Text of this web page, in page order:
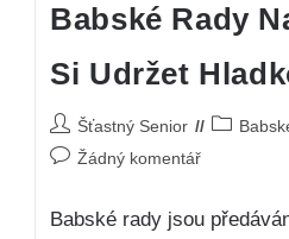
Babské Rady
Si Udržet
Šťastný Senior
Žádný komentář
Babské rady jsou